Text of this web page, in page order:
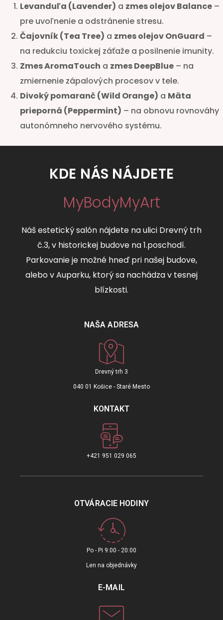
Levanduľa (Lavender) a zmes olejov Balance –
pre uvoľnenie a odstránenie stresu.
Čajovník (Tea Tree) a zmes olejov OnGuard –
na redukciu toxickej záťaže a posilnenie imunity.
Zmes AromaTouch a zmes DeepBlue – na
zmiernenie zápalových procesov v tele.
Divoký pomaranč (Wild Orange) a Mäta
prieporná (Peppermint) – na obnovu rovnováhy
autonómneho nervového systému.
KDE NÁS NÁJDETE
MyBodyMyArt
Náš estetický salón nájdete na ulici Drevný trh
č.3, v historickej budove na 1.poschodí.
Parkovanie je možné hneď pri našej budove,
alebo v Auparku, ktorý sa nachádza v tesnej
blízkosti.
NAŠA ADRESA
Drevný trh 3
040 01 Košice - Staré Mesto
KONTAKT
+421 951 029 065
OTVÁRACIE HODINY
Po - Pi 9:00 - 20:00
Len na objednávky
E-MAIL